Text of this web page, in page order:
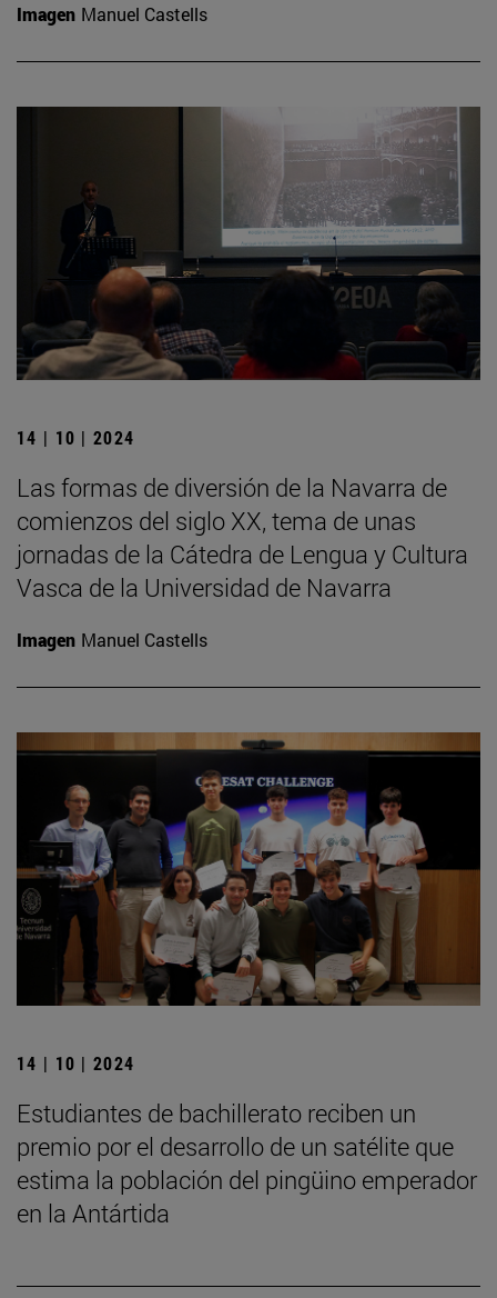
Imagen Manuel Castells
14 | 10 | 2024
Las formas de diversión de la Navarra de
comienzos del siglo XX, tema de unas
jornadas de la Cátedra de Lengua y Cultura
Vasca de la Universidad de Navarra
Imagen Manuel Castells
14 | 10 | 2024
Estudiantes de bachillerato reciben un
premio por el desarrollo de un satélite que
estima la población del pingüino emperador
en la Antártida